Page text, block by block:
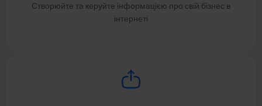
Створюйте та керуйте інформацією про свій бізнес в
інтернеті